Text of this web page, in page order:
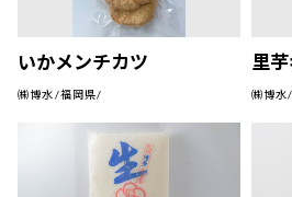
いかメンチカツ
㈱博水/福岡県/
里
㈱博